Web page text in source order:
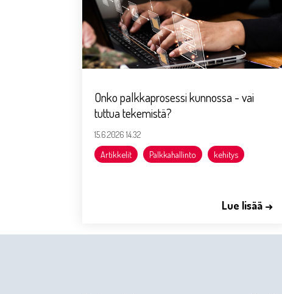
Onko palkkaprosessi kunnossa - vai
tuttua tekemistä?
15.6.2026 14.32
Artikkelit Palkkahallinto kehitys
Lue lisää →